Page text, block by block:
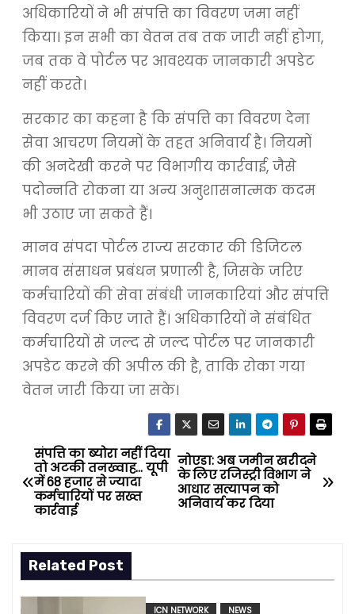
अधिकारियों ने भी संपत्ति का विवरण जमा नहीं
किया। इन सभी का वेतन तब तक जारी नहीं होगा,
जब तक वे पोर्टल पर आवश्यक जानकारी अपडेट
नहीं करते।
सरकार का कहना है कि संपत्ति का विवरण देना
सेवा आचरण नियमों के तहत अनिवार्य है। नियमों
की अनदेखी करने पर विभागीय कार्रवाई, जैसे
पदोन्नति रोकना या अन्य अनुशासनात्मक कदम
भी उठाए जा सकते हैं।
मानव संपदा पोर्टल राज्य सरकार की डिजिटल
मानव संसाधन प्रबंधन प्रणाली है, जिसके जरिए
कर्मचारियों की सेवा संबंधी जानकारियां और संपत्ति
विवरण दर्ज किए जाते हैं। अधिकारियों ने संबंधित
कर्मचारियों से जल्द से जल्द पोर्टल पर जानकारी
अपडेट करने की अपील की है, ताकि रोका गया
वेतन जारी किया जा सके।
P
o
t
n
नोएडा: अब जमीन खरीदने
के लिए रजिस्ट्री विभाग ने
आधार सत्यापन को
अनिवार्य कर दिया
संपत्ति का ब्योरा नहीं दिया
तो अटकी तनख्वाह… यूपी
में 68 हजार से ज्यादा
कर्मचारियों पर सख्त
कार्रवाई
Related Post
ICN NETWORK NEWS